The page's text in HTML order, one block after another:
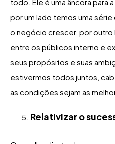
todo. Ele é uma âncora para
por um lado temos uma
o negócio crescer, por outro
entre os públicos interno e
seus propósitos e suas
estivermos todos juntos,
as condições sejam as
Relativizar o